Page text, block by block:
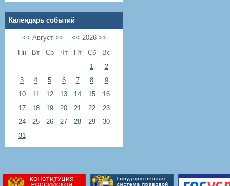
Календарь событий
<< Август >> << 2026 >>
Пн
Вт Ср Чт Пт Сб
Вс
1
2
3
4 5 6 7 8
9
10
11 12 13 14 15
16
17
18 19 20 21 22
23
24
25 26 27 28 29
30
31